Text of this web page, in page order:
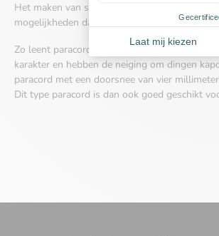
Het maken van sieraden met paracord is
mogelijkheden dan alleen het maken van
Zo leent paracord zich bijvoorbeeld
karakter en hebben de neiging om dingen
paracord met een doorsnee van vier
Dit type paracord is dan ook goed geschikt